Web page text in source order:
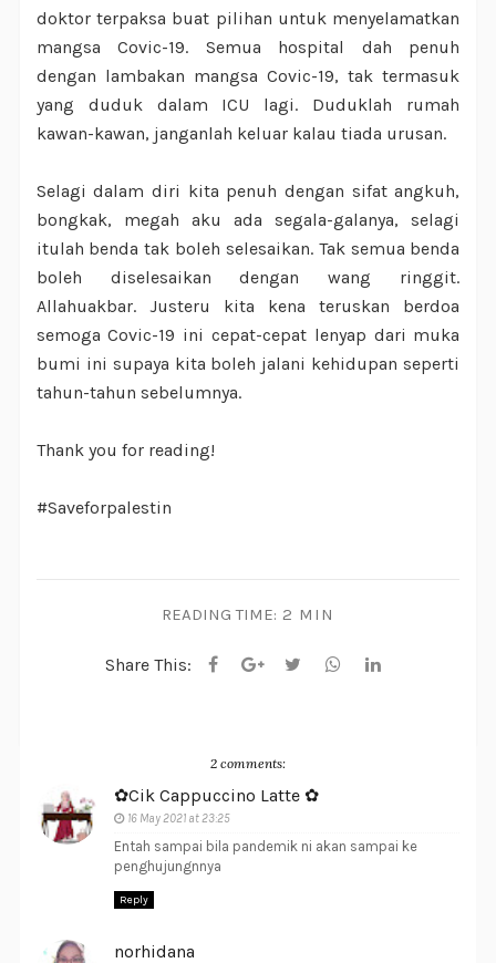
doktor terpaksa buat pilihan untuk menyelamatkan
mangsa Covic-19. Semua hospital dah penuh
dengan lambakan mangsa Covic-19, tak termasuk
yang duduk dalam ICU lagi. Duduklah rumah
kawan-kawan, janganlah keluar kalau tiada urusan.
Selagi dalam diri kita penuh dengan sifat angkuh,
bongkak, megah aku ada segala-galanya, selagi
itulah benda tak boleh selesaikan. Tak semua benda
boleh diselesaikan dengan wang ringgit.
Allahuakbar. Justeru kita kena teruskan berdoa
semoga Covic-19 ini cepat-cepat lenyap dari muka
bumi ini supaya kita boleh jalani kehidupan seperti
tahun-tahun sebelumnya.
Thank you for reading!
#Saveforpalestin
READING TIME: 2 MIN
Share This:
2 comments:
✿Cik Cappuccino Latte ✿
16 May 2021 at 23:25
Entah sampai bila pandemik ni akan sampai ke
penghujungnnya
Reply
norhidana